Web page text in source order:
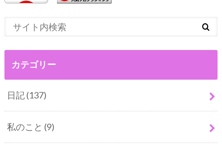
カテゴリー
日記(137)
私のこと (9)